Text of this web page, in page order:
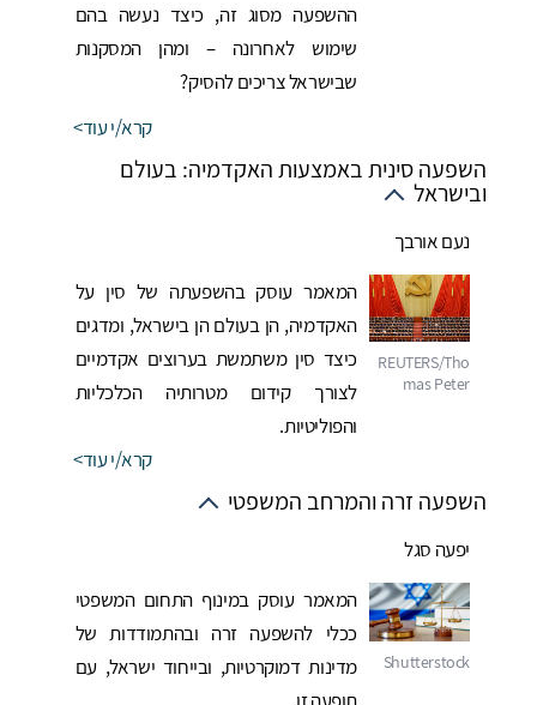
ההשפעה מסוג זה, כיצד נעשה בהם
שימוש לאחרונה – ומהן המסקנות
שבישראל צריכים להסיק?
קרא/י עוד
השפעה סינית באמצעות האקדמיה: בעולם
ובישראל
נעם אורבך
המאמר עוסק בהשפעתה של סין על
האקדמיה, הן בעולם הן בישראל, ומדגים
כיצד סין משתמשת בערוצים אקדמיים
לצורך קידום מטרותיה הכלכליות
והפוליטיות.
קרא/י עוד
השפעה זרה והמרחב המשפטי
יפעה סגל
המאמר עוסק במינוף התחום המשפטי
ככלי להשפעה זרה ובהתמודדות של
מדינות דמוקרטיות, ובייחוד ישראל, עם